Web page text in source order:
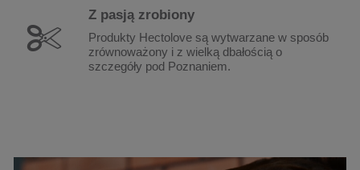
Z pasją zrobiony
Produkty Hectolove są wytwarzane w sposób
zrównoważony i z wielką dbałością o
szczegóły pod Poznaniem.